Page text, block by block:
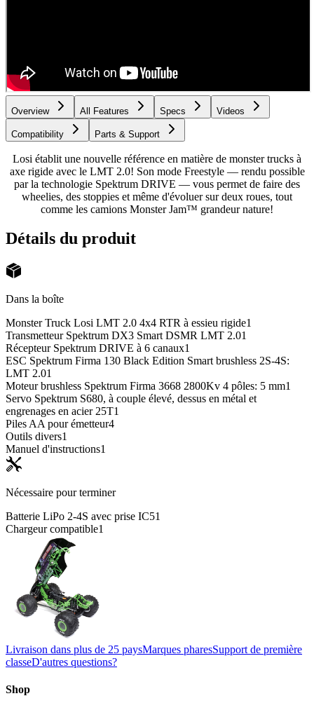
Overview All Features Specs Videos
Compatibility Parts & Support
Losi établit une nouvelle référence en matière de monster trucks à
axe rigide avec le LMT 2.0! Son mode Freestyle — rendu possible
par la technologie Spektrum DRIVE — vous permet de faire des
wheelies, des stoppies et même d'évoluer sur deux roues, tout
comme les camions Monster Jam™ grandeur nature!
Détails du produit
Dans la boîte
Monster Truck Losi LMT 2.0 4x4 RTR à essieu rigide1
Transmetteur Spektrum DX3 Smart DSMR LMT 2.01
Récepteur Spektrum DRIVE à 6 canaux1
ESC Spektrum Firma 130 Black Edition Smart brushless 2S-4S:
LMT 2.01
Moteur brushless Spektrum Firma 3668 2800Kv 4 pôles: 5 mm1
Servo Spektrum S680, à couple élevé, dessus en métal et
engrenages en acier 25T1
Piles AA pour émetteur4
Outils divers1
Manuel d'instructions1
Nécessaire pour terminer
Batterie LiPo 2-4S avec prise IC51
Chargeur compatible1
Livraison dans plus de 25 paysMarques pharesSupport de première
classeD'autres questions?
Shop